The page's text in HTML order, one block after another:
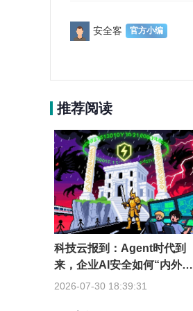
安全客
推荐阅读
科技云报到：Agent时代到
来，企业AI安全如何“内外兼
修”？
2026-07-30 18:39:31